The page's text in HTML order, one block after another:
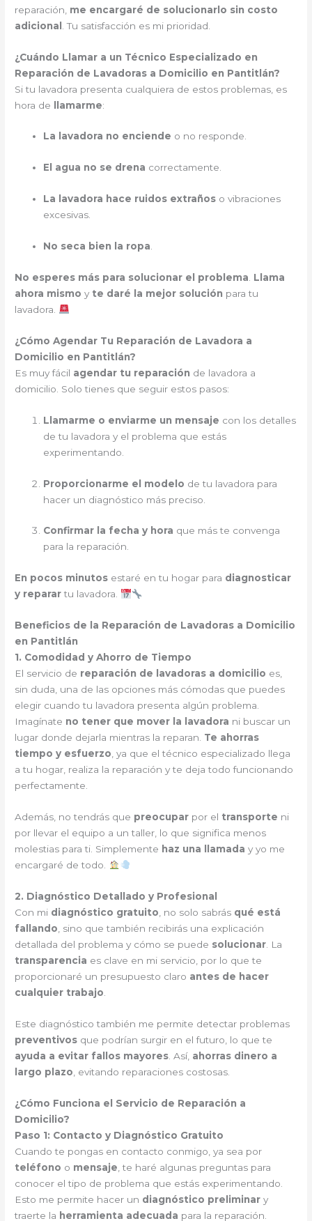
reparación, me encargaré de solucionarlo sin costo
adicional
. Tu satisfacción es mi prioridad.
¿Cuándo Llamar a un Técnico Especializado en
Reparación de Lavadoras a Domicilio en Pantitlán?
Si tu lavadora presenta cualquiera de estos problemas, es
hora de llamarme:
La lavadora no enciende o no responde.
El agua no se drena correctamente.
La lavadora hace ruidos extraños o vibraciones
excesivas.
No seca bien la ropa
No esperes más para solucionar el problema Llama
ahora mismo y te daré la mejor solución para tu
lavadora.
¿Cómo Agendar Tu Reparación de Lavadora a
Domicilio en Pantitlán?
Es muy fácil agendar tu reparación de lavadora a
domicilio. Solo tienes que seguir estos pasos:
Llamarme o enviarme un mensaje con los detalles
de tu lavadora y el problema que estás
experimentando.
Proporcionarme el modelo de tu lavadora para
hacer un diagnóstico más preciso.
Confirmar la fecha y hora que más te convenga
para la reparación.
En pocos minutos estaré en tu hogar para diagnosticar
y reparartu lavadora.
Beneficios de la Reparación de Lavadoras a Domicilio
en Pantitlán
1. Comodidad y Ahorro de Tiempo
El servicio de reparación de lavadoras a domicilio es,
sin duda, una de las opciones más cómodas que puedes
elegir cuando tu lavadora presenta algún problema.
Imagínate no tener que mover la lavadora ni buscar un
lugar donde dejarla mientras la reparan. Te ahorras
tiempo y esfuerzo , ya que el técnico especializado llega
a tu hogar, realiza la reparación y te deja todo funcionando
perfectamente.
Además, no tendrás que preocupar por el transporte ni
por llevar el equipo a un taller, lo que significa menos
molestias para ti. Simplemente haz una llamada y yo me
encargaré de todo.
2. Diagnóstico Detallado y Profesional
Con mi diagnóstico gratuito , no solo sabrás qué está
fallando , sino que también recibirás una explicación
detallada del problema y cómo se puede solucionar . La
transparencia es clave en mi servicio, por lo que te
proporcionaré un presupuesto claro antes de hacer
cualquier trabajo
Este diagnóstico también me permite detectar problemas
preventivos que podrían surgir en el futuro, lo que te
ayuda a evitar fallos mayores . Así, ahorras dinero a
largo plazo , evitando reparaciones costosas.
¿Cómo Funciona el Servicio de Reparación a
Domicilio?
Paso 1: Contacto y Diagnóstico Gratuito
Cuando te pongas en contacto conmigo, ya sea por
teléfono o mensaje , te haré algunas preguntas para
conocer el tipo de problema que estás experimentando.
Esto me permite hacer un diagnóstico preliminar y
traerte la herramienta adecuada para la reparación.